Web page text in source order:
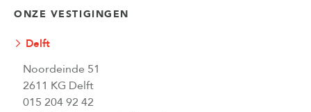
ONZE VESTIGINGEN
Delft
Noordeinde 51
2611 KG Delft
015 204 92 42